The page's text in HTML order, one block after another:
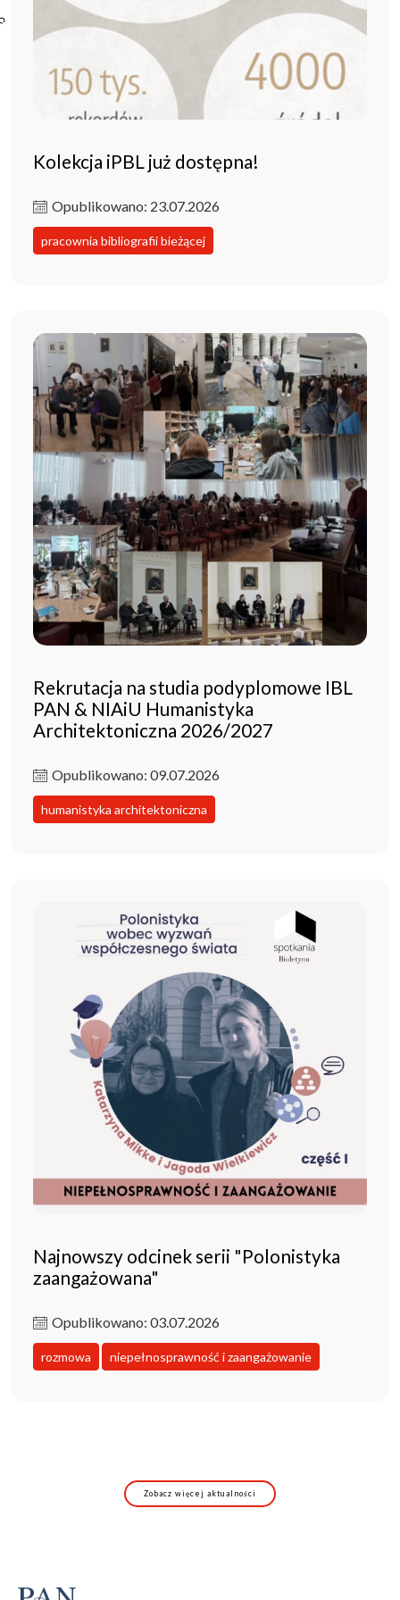
Poczta ibl.waw.pl
Kontakt
Kolekcja iPBL już dostępna!
Opublikowano: 23.07.2026
pracownia bibliografii bieżącej
Rekrutacja na studia podyplomowe IBL
PAN & NIAiU Humanistyka
Architektoniczna 2026/2027
Opublikowano: 09.07.2026
humanistyka architektoniczna
Najnowszy odcinek serii "Polonistyka
zaangażowana"
Opublikowano: 03.07.2026
rozmowa niepełnosprawność i zaangażowanie
Zobacz więcej aktualności